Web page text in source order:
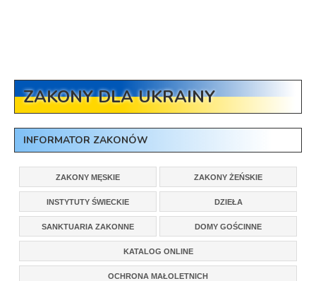
ZAKONY DLA UKRAINY
INFORMATOR ZAKONÓW
ZAKONY MĘSKIE ZAKONY ŻEŃSKIE
INSTYTUTY ŚWIECKIE DZIEŁA
SANKTUARIA ZAKONNE DOMY GOŚCINNE
KATALOG ONLINE
OCHRONA MAŁOLETNICH